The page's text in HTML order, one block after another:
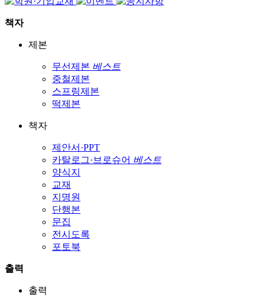
책자
제본
무선제본 베스트
중철제본
스프링제본
떡제본
책자
제안서·PPT
카탈로그·브로슈어 베스트
양식지
교재
지명원
단행본
문집
전시도록
포토북
출력
출력